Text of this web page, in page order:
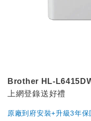
Brother HL-
上網登錄送好禮
原廠到府安裝+升級3年